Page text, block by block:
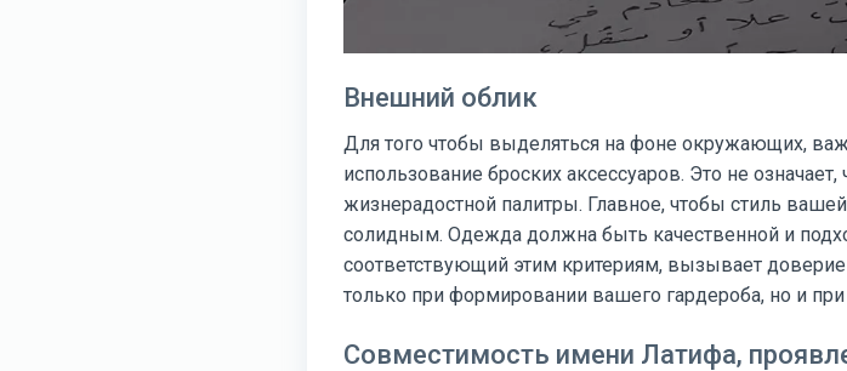
Внешний облик
Для того чтобы выделяться на фоне окружающих,
использование броских аксессуаров. Это не
жизнерадостной палитры. Главное, чтобы стиль
солидным. Одежда должна быть качественной и
соответствующий этим критериям, вызывает
только при формировании вашего гардероба, но и
Совместимость имени Латифа,